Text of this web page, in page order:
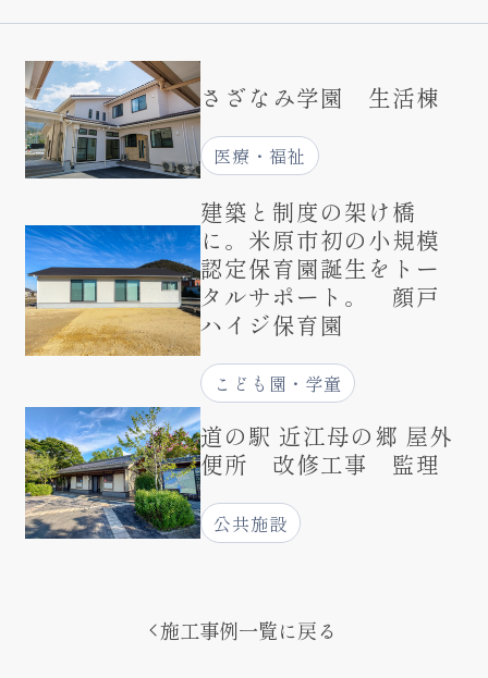
さざなみ学園 生活棟
医療・福祉
建築と制度の架け橋
に。米原市初の小規模
認定保育園誕生をトー
タルサポート。 顔戸
ハイジ保育園
こども園・学童
道の駅 近江母の郷 屋外
便所 改修工事 監理
公共施設
施工事例一覧に戻る